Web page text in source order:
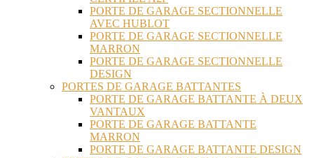
PORTE DE GARAGE SECTIONNELLE
AVEC HUBLOT
PORTE DE GARAGE SECTIONNELLE
MARRON
PORTE DE GARAGE SECTIONNELLE
DESIGN
PORTES DE GARAGE BATTANTES
PORTE DE GARAGE BATTANTE À DEUX
VANTAUX
PORTE DE GARAGE BATTANTE
MARRON
PORTE DE GARAGE BATTANTE DESIGN